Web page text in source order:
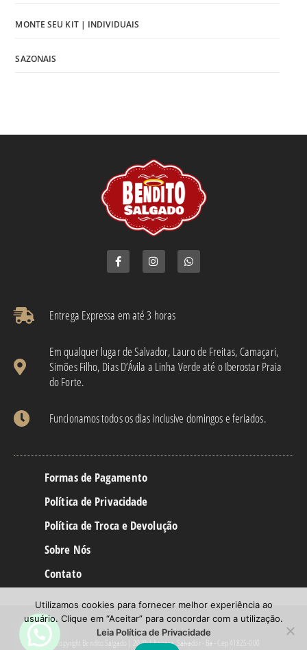
MONTE SEU KIT | INDIVIDUAIS
SAZONAIS
Entrega Expressa em até 3 horas​
Em qualquer lugar de Salvador, Lauro de Freitas, Camaçari,
Simões Filho, Dias D’Ávila a Linha Verde até o Iberostar Praia
do Forte.
Funcionamos todos os dias inclusive domingos e feriados.
Formas de Pagamento
Política de Privacidade
Política de Troca e Devolução
Sobre Nós
Contato
© Copyright Bendito Salgado | 2020 | Itaigara, Salvador - Ba - Cep 41825-000
Utilizamos cookies para fornecer melhor experiência ao
usuário. Clique em “Aceitar” para concordar com a utilização.
Leia Política de Privacidade